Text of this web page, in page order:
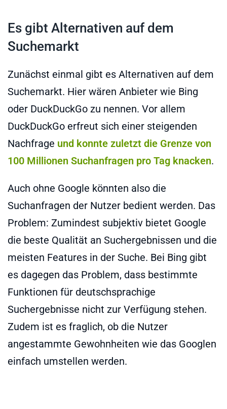
Es gibt Alternativen auf dem
Suchemarkt
Zunächst einmal gibt es Alternativen auf dem
Suchemarkt. Hier wären Anbieter wie Bing
oder DuckDuckGo zu nennen. Vor allem
DuckDuckGo erfreut sich einer steigenden
Nachfrage und konnte zuletzt die Grenze von
100 Millionen Suchanfragen pro Tag knacken.
Auch ohne Google könnten also die
Suchanfragen der Nutzer bedient werden. Das
Problem: Zumindest subjektiv bietet Google
die beste Qualität an Suchergebnissen und die
meisten Features in der Suche. Bei Bing gibt
es dagegen das Problem, dass bestimmte
Funktionen für deutschsprachige
Suchergebnisse nicht zur Verfügung stehen.
Zudem ist es fraglich, ob die Nutzer
angestammte Gewohnheiten wie das Googlen
einfach umstellen werden.